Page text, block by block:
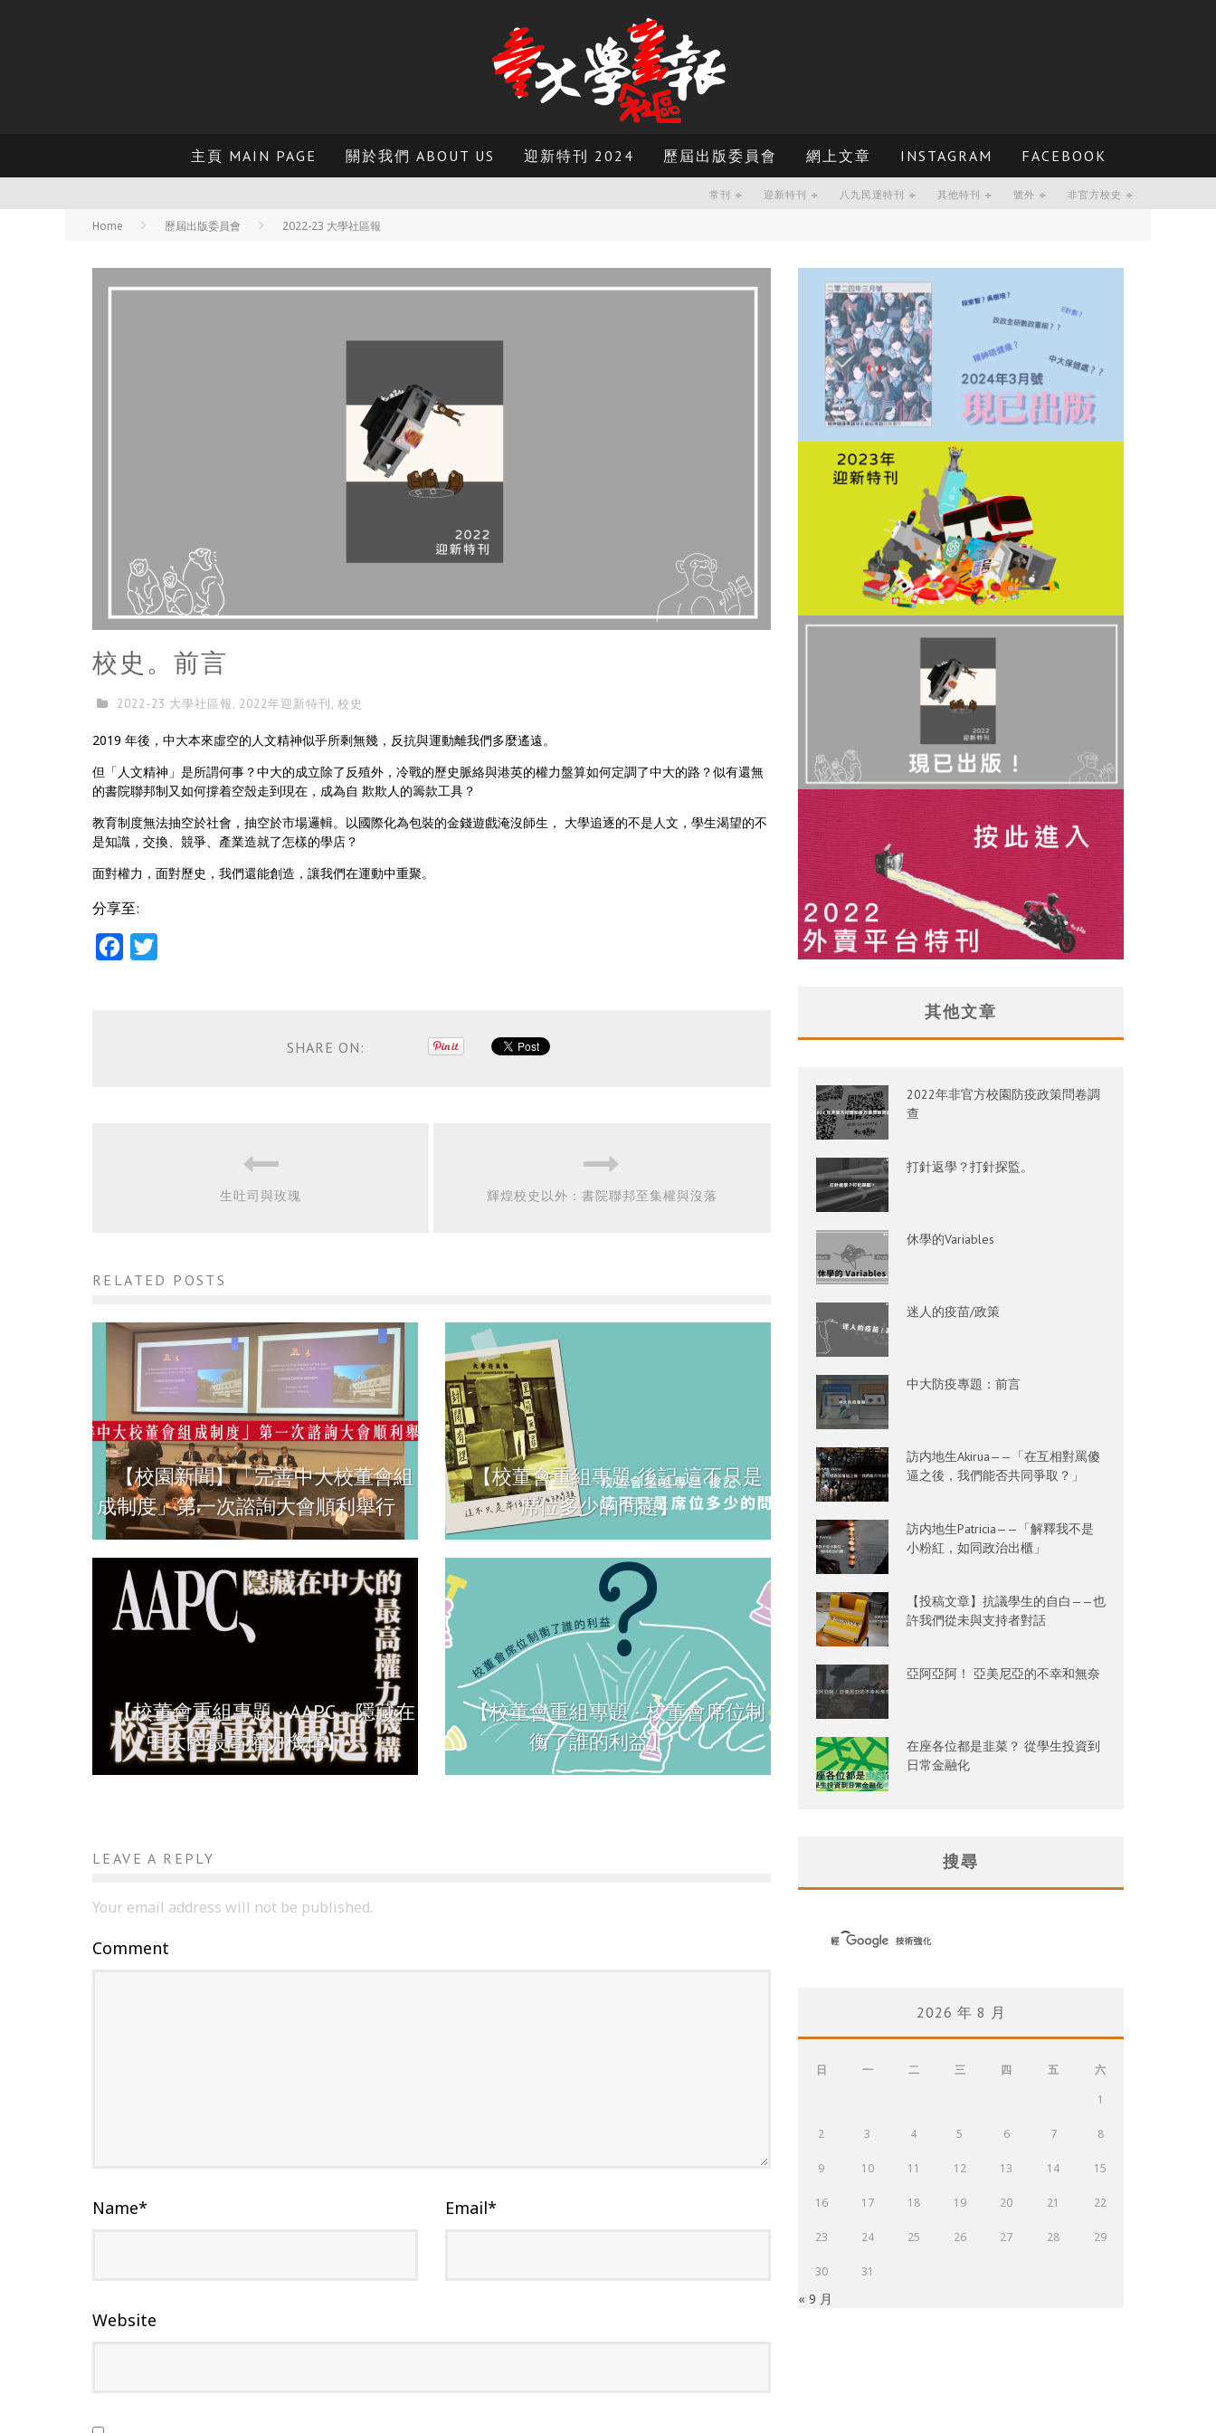
主頁 MAIN PAGE 關於我們 ABOUT US 迎新特刊 2024 歷屆出版委員會 網上文章 INSTAGRAM FACEBOOK
常刊 迎新特刊 八九民運特刊 其他特刊 號外 非官方校史
Home 歷屆出版委員會 2022-23 大學社區報
校史。前言
2022-23 大學社區報, 2022年迎新特刊, 校史
2019 年後，中大本來虛空的人文精神似乎所剩無幾，反抗與運動離我們多麼遙遠。
但「人文精神」是所謂何事？中大的成立除了反殖外，冷戰的歷史脈絡與港英的權力盤算如何定調了中大的路？似有還無
的書院聯邦制又如何撐着空殼走到現在，成為自 欺欺人的籌款工具？
教育制度無法抽空於社會，抽空於市場邏輯。以國際化為包裝的金錢遊戲淹沒師生， 大學追逐的不是人文，學生渴望的不
是知識，交換、競爭、產業造就了怎樣的學店？
面對權力，面對歷史，我們還能創造，讓我們在運動中重聚。
分享至:
Facebook
SHARE ON:
生吐司與玫瑰 輝煌校史以外：書院聯邦至集權與沒落
RELATED POSTS
【校園新聞】「完善中大校董會組
成制度」第一次諮詢大會順利舉行
【校董會重組專題·後記 這不只是
席位多少的問題】
【校董會重組專題 · AAPC – 隱藏在
中大的最高權力機構】
【校董會重組專題 · 校董會席位制
衡了誰的利益】
LEAVE A REPLY
Your email address will not be published.
Comment
Name* Email*
Website
其他文章
2022年非官方校園防疫政策問卷調
查
打針返學？打針探監。
休學的Variables
迷人的疫苗/政策
中大防疫專題：前言
訪内地生Akirua——「在互相對罵傻
逼之後，我們能否共同爭取？」
訪内地生Patricia——「解釋我不是
小粉紅，如同政治出櫃」
【投稿文章】抗議學生的自白——也
許我們從未與支持者對話
亞阿亞阿！ 亞美尼亞的不幸和無奈
在座各位都是韭菜？ 從學生投資到
日常金融化
搜尋
2026 年 8 月
日 一 二 三 四 五
六
1
2 3 4 5 6 7 8
9 10 11 12 13 14 15
16 17 18 19 20 21 22
23 24 25 26 27 28 29
30 31
« 9 月